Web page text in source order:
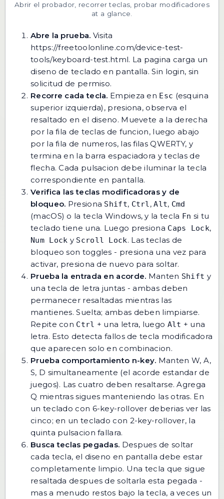
Abrir el probador, recorrer teclas, probar modificadores
at a glance.
Abre la prueba. Visita
https://freetoolonline.com/device-test-
tools/keyboard-test.html. La pagina carga un
diseno de teclado en pantalla. Sin login, sin
solicitud de permiso.
Recorre cada tecla. Empieza en Esc (esquina
superior izquierda), presiona, observa el
resaltado en el diseno. Muevete a la derecha
por la fila de teclas de funcion, luego abajo
por la fila de numeros, las filas QWERTY, y
termina en la barra espaciadora y teclas de
flecha. Cada pulsacion debe iluminar la tecla
correspondiente en pantalla.
Verifica las teclas modificadoras y de
bloqueo. Presiona Shift, Ctrl,Alt, Cmd
(macOS) o la tecla Windows, y la tecla Fn si tu
teclado tiene una. Luego presiona Caps Lock,
Num Lock y Scroll Lock. Las teclas de
bloqueo son toggles - presiona una vez para
activar, presiona de nuevo para soltar.
Prueba la entrada en acorde. Manten Shift y
una tecla de letra juntas - ambas deben
permanecer resaltadas mientras las
mantienes. Suelta; ambas deben limpiarse.
Repite con Ctrl + una letra, luego Alt + una
letra. Esto detecta fallos de tecla modificadora
que aparecen solo en combinacion.
Prueba comportamiento n-key. Manten W, A,
S, D simultaneamente (el acorde estandar de
juegos). Las cuatro deben resaltarse. Agrega
Q mientras sigues manteniendo las otras. En
un teclado con 6-key-rollover deberias ver las
cinco; en un teclado con 2-key-rollover, la
quinta pulsacion fallara.
Busca teclas pegadas. Despues de soltar
cada tecla, el diseno en pantalla debe estar
completamente limpio. Una tecla que sigue
resaltada despues de soltarla esta pegada -
mas a menudo restos bajo la tecla, a veces un